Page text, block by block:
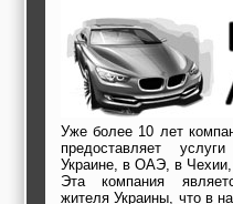
активный отдых:
спортклубы, фитнес,
бильярд, боулинг,
кино, спорттовары,
экстим
Строительство и
ремонт: проектные
работы,
строительные и
отделочные
материалы,
Уже более 10 лет
предоставляет
Украине, в ОАЭ, в
Эта компания
жителя Украины, что в